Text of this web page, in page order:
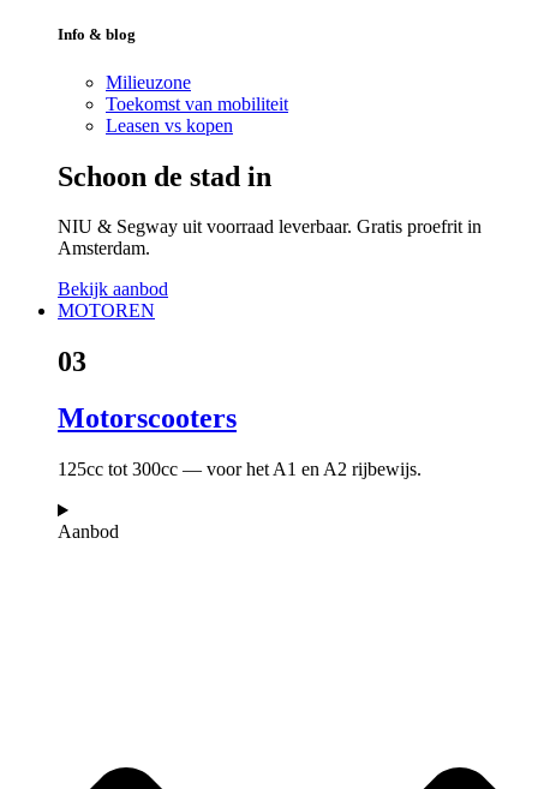
Info & blog
Milieuzone
Toekomst van mobiliteit
Leasen vs kopen
Schoon de stad in
NIU & Segway uit voorraad leverbaar. Gratis proefrit in
Amsterdam.
Bekijk aanbod
MOTOREN
03
Motorscooters
125cc tot 300cc — voor het A1 en A2 rijbewijs.
Aanbod